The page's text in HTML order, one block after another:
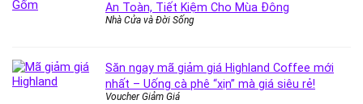
An Toàn, Tiết Kiệm Cho Mùa Đông
Nhà Cửa và Đời Sống
Săn ngay mã giảm giá Highland Coffee mới
nhất – Uống cà phê “xịn” mà giá siêu rẻ!
Voucher Giảm Giá